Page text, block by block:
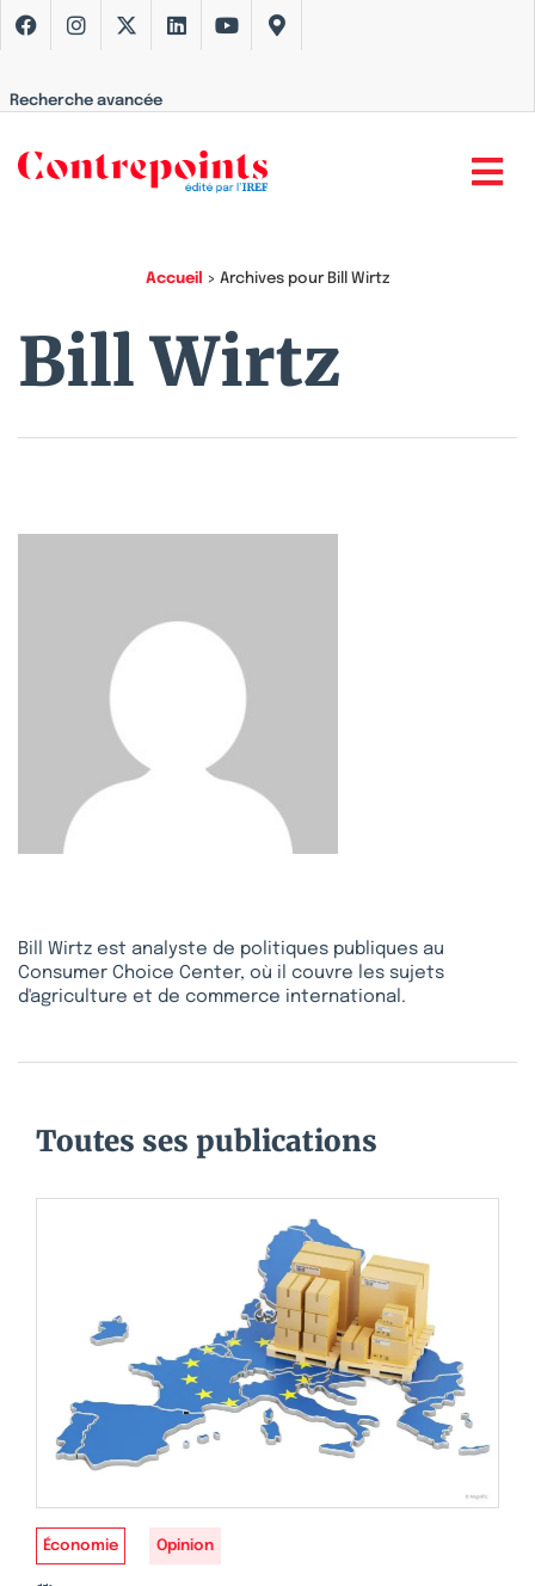
Recherche avancée
Accueil > Archives pour Bill Wirtz
Bill Wirtz
Bill Wirtz est analyste de politiques publiques au
Consumer Choice Center, où il couvre les sujets
d'agriculture et de commerce international.
Toutes ses publications
Économie Opinion